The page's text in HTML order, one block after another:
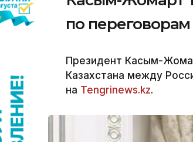
по
Президент Касым-
Казахстана между
на Tengrinews.kz.